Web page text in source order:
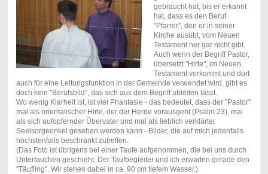
gebraucht hat, bis er erkannt
hat, dass es den Beruf
"Pfarrer", den er in seiner
Kirche ausübt, vom Neuen
Testament her gar nicht gibt.
Auch wenn der Begriff Pastor,
übersetzt "Hirte", im Neuen
Testament vorkommt und dort
auch für eine Leitungsfunktion in der Gemeinde verwendet wird, gibt es
doch kein "Berufsbild", das sich aus dem Begriff ableiten lässt.
Wo wenig Klarheit ist, ist viel Phantasie - das bedeutet, dass der "Pastor"
mal als orientalischer Hirte, der der Herde vorausgeht (Psalm 23), mal
als sich aufopfernder Übervater und mal als lieblich verklärter
Seelsorgeonkel gesehen werden kann - Bilder, die auf mich jedenfalls
höchstenfalls beschränkt zutreffen.
(Das Foto ist übrigens bei einer Taufe aufgenommen, die bei uns durch
Untertauchen geschieht. Der Taufbegleiter und ich erwarten gerade den
"Täufling". Wir stehen dabei in ca. 90 cm tiefem Wasser.)